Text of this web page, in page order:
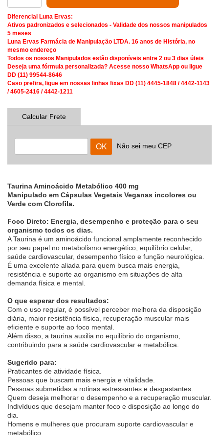
Diferencial Luna Ervas:
Ativos padronizados e selecionados - Validade dos nossos manipulados
5 meses
Luna Ervas Farmácia de Manipulação LTDA. 16 anos de História, no
mesmo endereço
Todos os nossos Manipulados estão disponíveis entre 2 ou 3 dias úteis
Deseja uma fórmula personalizada? Acesse nosso WhatsApp ou ligue
DD (11) 99544-8646
Caso prefira, ligue em nossas linhas fixas DD (11) 4445-1848 / 4442-1143
/ 4605-2416 / 4442-1211
Calcular Frete
Não sei meu CEP
Taurina Aminoácido Metabólico 400 mg
Manipulado em Cápsulas Vegetais Veganas incolores ou
Verde com Clorofila.
Foco Direto: Energia, desempenho e proteção para o seu
organismo todos os dias.
A Taurina é um aminoácido funcional amplamente reconhecido
por seu papel no metabolismo energético, equilíbrio celular,
saúde cardiovascular, desempenho físico e função neurológica.
É uma excelente aliada para quem busca mais energia,
resistência e suporte ao organismo em situações de alta
demanda física e mental.
O que esperar dos resultados:
Com o uso regular, é possível perceber melhora da disposição
diária, maior resistência física, recuperação muscular mais
eficiente e suporte ao foco mental.
Além disso, a taurina auxilia no equilíbrio do organismo,
contribuindo para a saúde cardiovascular e metabólica.
Sugerido para:
Praticantes de atividade física.
Pessoas que buscam mais energia e vitalidade.
Pessoas submetidas a rotinas estressantes e desgastantes.
Quem deseja melhorar o desempenho e a recuperação muscular.
Indivíduos que desejam manter foco e disposição ao longo do
dia.
Homens e mulheres que procuram suporte cardiovascular e
metabólico.